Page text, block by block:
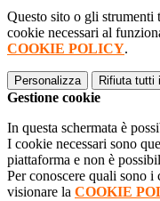
Questo sito o gli strumenti
cookie necessari al
COOKIE POLICY.
Personalizza Rifiuta tutti
Gestione cookie
In questa schermata è
I cookie necessari sono
piattaforma e non è
Per conoscere quali sono i
visionare la COOKIE